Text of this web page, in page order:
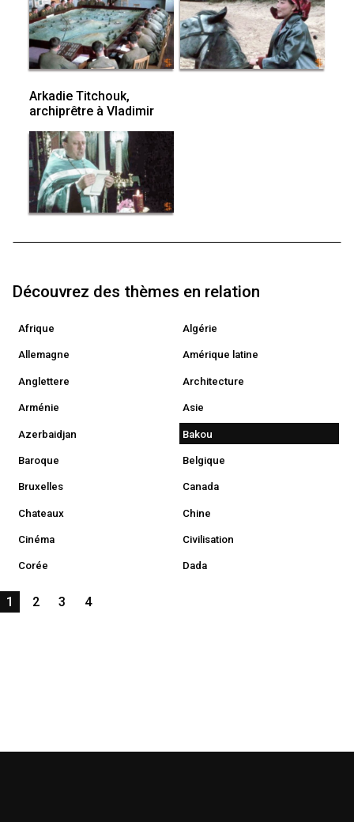
Arkadie Titchouk,
archiprêtre à Vladimir
Découvrez des thèmes en relation
Afrique Algérie
Allemagne Amérique latine
Anglettere Architecture
Arménie Asie
Azerbaidjan Bakou
Baroque Belgique
Bruxelles Canada
Chateaux Chine
Cinéma Civilisation
Corée Dada
1 2 3 4